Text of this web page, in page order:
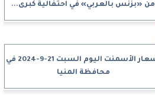
من «بزنس بالعربي» في احتفالية كبرى...
أسعار الأسمنت اليوم السبت 21-9-2024 في
محافظة المنيا